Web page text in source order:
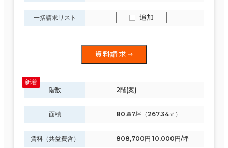
一括請求リスト 追加
資料請求
階数 2階(案)
面積 80.87坪（267.34㎡）
賃料（共益費含） 808,700円 10,000円/坪